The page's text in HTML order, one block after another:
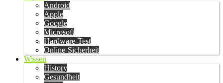
Android
Apple
Google
Microsoft
Hardware-Test
Online-Sicherheit
Wissen
History
Gesundheit